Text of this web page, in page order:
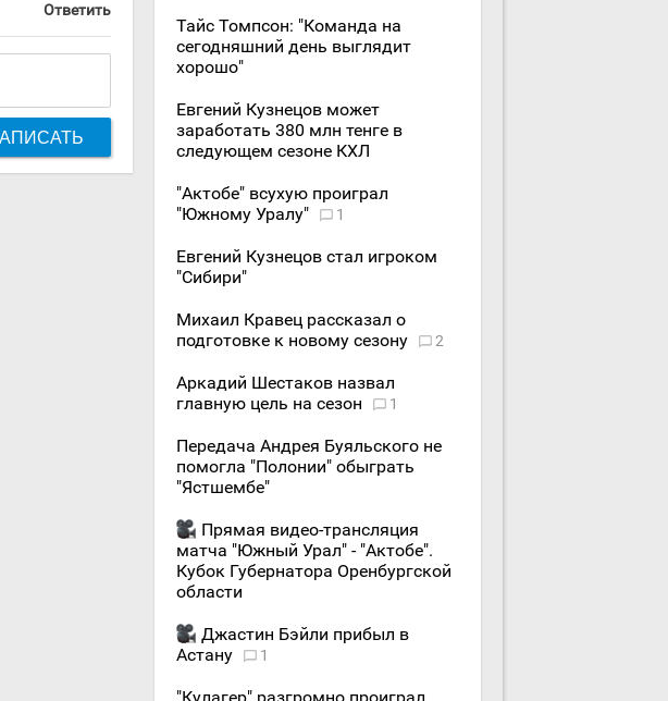
Ответить
Тайс Томпсон: "Команда на
сегодняшний день выглядит
хорошо"
Евгений Кузнецов может
заработать 380 млн тенге в
следующем сезоне КХЛ
"Актобе" всухую проиграл
"Южному Уралу"
1
Евгений Кузнецов стал игроком
"Сибири"
Михаил Кравец рассказал о
подготовке к новому сезону
2
Аркадий Шестаков назвал
главную цель на сезон
1
Передача Андрея Буяльского не
помогла "Полонии" обыграть
"Ястшембе"
Прямая видео-трансляция
матча "Южный Урал" - "Актобе".
Кубок Губернатора Оренбургской
области
Джастин Бэйли прибыл в
Астану
1